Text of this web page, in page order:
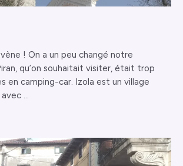
! On a un peu changé notre
qu’on souhaitait visiter, était trop
en camping-car. Izola est un village
…